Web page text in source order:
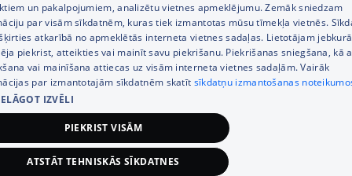
RUSSIAN
ENGLISH
un pakalpojumiem, analizētu vietnes apmeklējumu. Zemāk sniedzam
par visām sīkdatnēm, kuras tiek izmantotas mūsu tīmekļa vietnēs.
atkarībā no apmeklētās interneta vietnes sadaļas. Lietotājam
piekrist, atteikties vai mainīt savu piekrišanu. Piekrišanas sniegšana, kā
vai mainīšana attiecas uz visām interneta vietnes sadaļām. Vairāk
par izmantotajām sīkdatnēm skatīt sīkdatņu izmantošanas
IZVĒLI
PIEKRIST VISĀM
ATSTĀT TEHNISKĀS SĪKDATNES